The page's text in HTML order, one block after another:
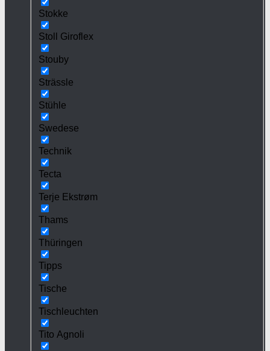
Stokke
Stoll Giroflex
Stouby
Strässle
Stühle
Swedese
Technik
Tecta
Terje Ekstrøm
Thams
Thüringen
Tipps
Tische
Tischleuchten
Tito Agnoli